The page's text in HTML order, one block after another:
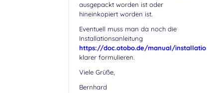
ausgepackt worden ist oder
hineinkopiert worden ist.
Eventuell muss man da noch die
Installationsanleitung
https://doc.otobo.de/manual/installation/
klarer formulieren.
Viele Grüße,
Bernhard